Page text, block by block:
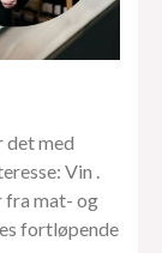
det med
Vin .
fra mat- og
fortløpende